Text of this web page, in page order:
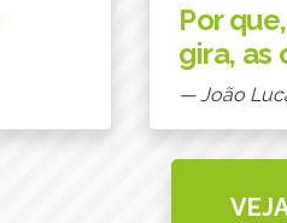
Por
gira, as
— João